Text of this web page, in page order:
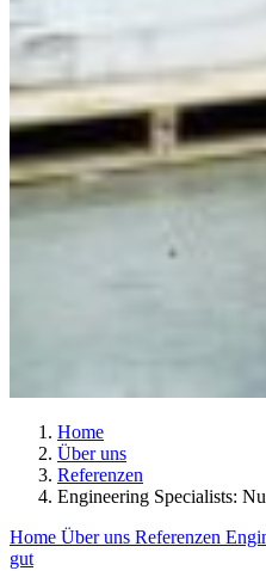
Home
Über uns
Referenzen
Engineering Specialists:
Home Über uns Referenzen
gut